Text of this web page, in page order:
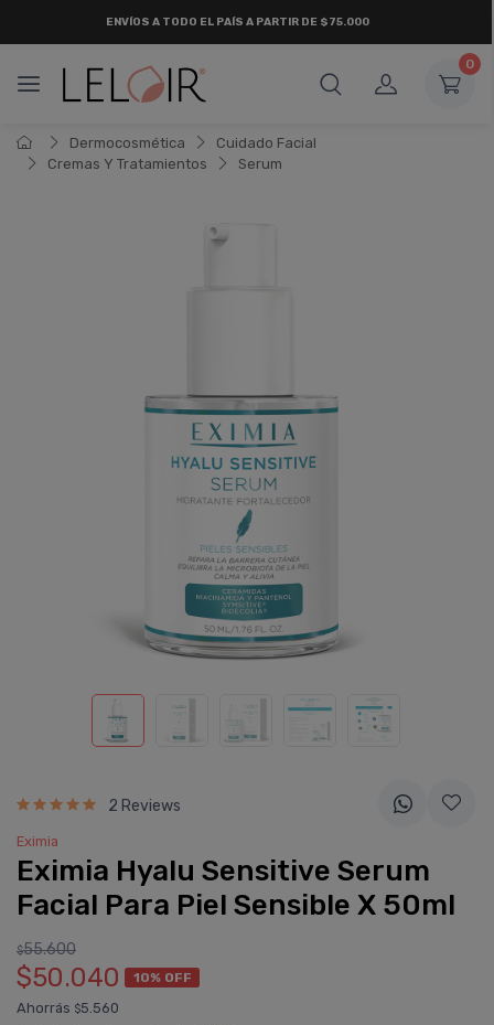
0
Dermocosmética
Cuidado Facial
Cremas Y Tratamientos
Serum
2 Reviews
Eximia
Eximia Hyalu Sensitive Serum
Facial Para Piel Sensible X 50ml
$55.600
$50.040 10% OFF
Ahorrás $5.560